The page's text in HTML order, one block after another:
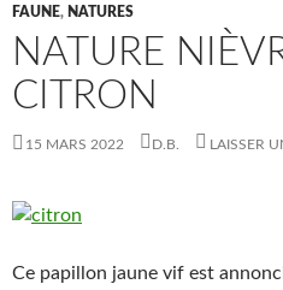
FAUNE, NATURES
NATURE
CITRON
15 MARS 2022 D.B. LAISSER
Ce papillon jaune vif est